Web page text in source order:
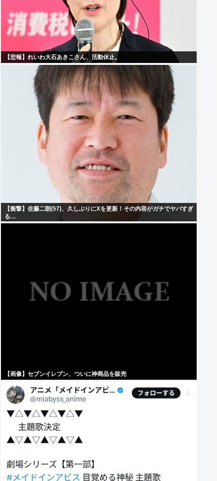
【悲報】れいわ大石あきこさん、活動休止。
【衝撃】佐藤二朗(57)、久しぶりにXを更新！その内容がガチでヤバすぎ
る…
【画像】セブンイレブン、ついに神商品を販売